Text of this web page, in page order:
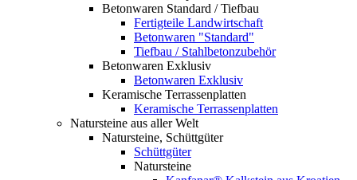
Betonwaren Standard / Tiefbau
Fertigteile Landwirtschaft
Betonwaren "Standard"
Tiefbau / Stahlbetonzubehör
Betonwaren Exklusiv
Betonwaren Exklusiv
Keramische Terrassenplatten
Keramische Terrassenplatten
Natursteine aus aller Welt
Natursteine, Schüttgüter
Schüttgüter
Natursteine